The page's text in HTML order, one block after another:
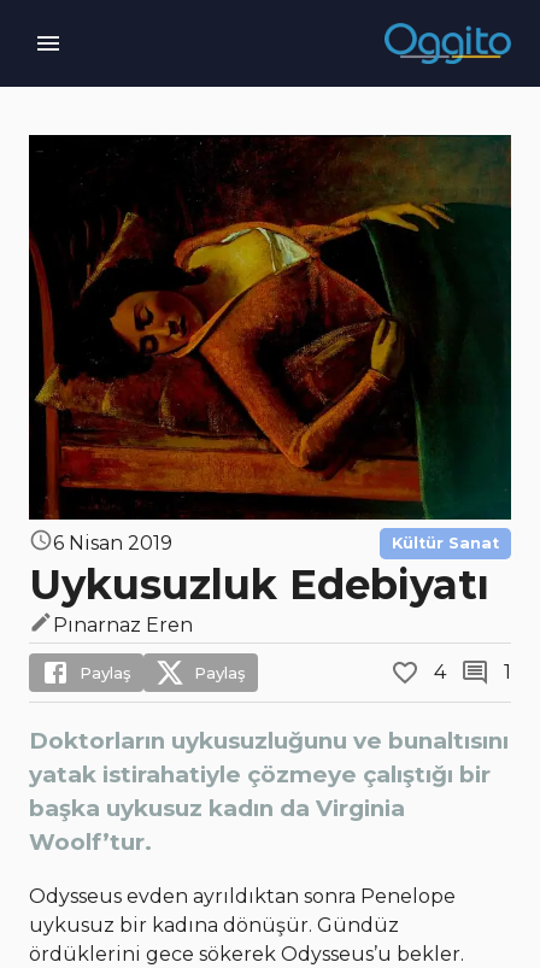
6 Nisan 2019 Kültür Sanat
Uykusuzluk Edebiyatı
Pınarnaz Eren
Paylaş Paylaş 4 1
Doktorların uykusuzluğunu ve bunaltısını
yatak istirahatiyle çözmeye çalıştığı bir
başka uykusuz kadın da Virginia
Woolf’tur.
Odysseus evden ayrıldıktan sonra Penelope
uykusuz bir kadına dönüşür. Gündüz
ördüklerini gece sökerek Odysseus’u bekler.